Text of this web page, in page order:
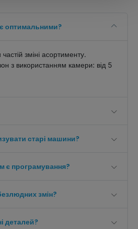
є оптимальними?
зміні асортименту.
з використанням камери: від 5
старі машини?
є програмування?
змін?
деталей?